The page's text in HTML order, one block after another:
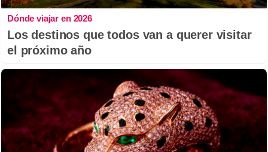
Dónde viajar en 2026
Los destinos que todos van a querer visitar
el próximo año